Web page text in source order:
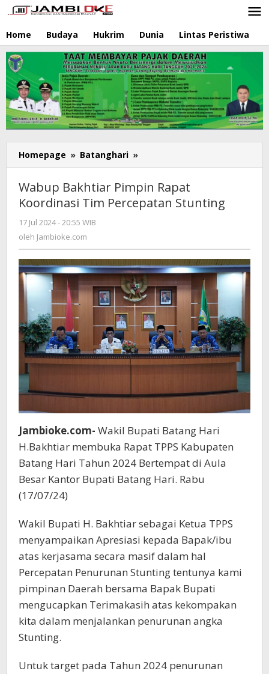
Lewati
ke
konten
Home Budaya Hukrim Dunia Lintas Peristiwa
Homepage » Batanghari »
Bakhtiar
Rapat
Koordinasi
Wabup Bakhtiar Pimpin Rapat
Koordinasi Tim Percepatan Stunting
17 Jul 2024 - 20:55 WIB
oleh Jambioke.com
Jambioke.com- Wakil Bupati Batang Hari
H.Bakhtiar membuka Rapat TPPS Kabupaten
Batang Hari Tahun 2024 Bertempat di Aula
Besar Kantor Bupati Batang Hari. Rabu
(17/07/24)
Wakil Bupati H. Bakhtiar sebagai Ketua TPPS
menyampaikan Apresiasi kepada Bapak/ibu
atas kerjasama secara masif dalam hal
Percepatan Penurunan Stunting tentunya kami
pimpinan Daerah bersama Bapak Bupati
mengucapkan Terimakasih atas kekompakan
kita dalam menjalankan penurunan angka
Stunting.
Untuk target pada Tahun 2024 penurunan